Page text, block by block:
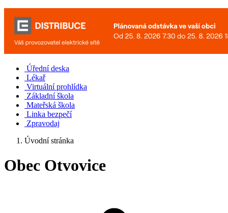
Úřední deska
Lékař
Virtuální prohlídka
Základní škola
Mateřská škola
Linka bezpečí
Zpravodaj
Úvodní stránka
Obec Otvovice